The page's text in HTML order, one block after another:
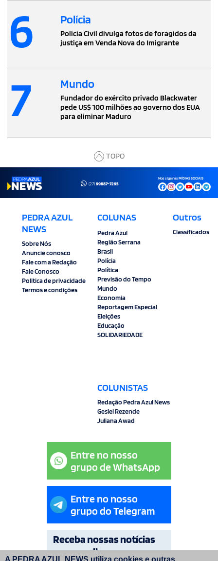
6 Polícia
Polícia Civil divulga fotos de foragidos da
justiça em Venda Nova do Imigrante
7 Mundo
Fundador do exército privado Blackwater
pede US$ 100 milhões ao governo dos EUA
para eliminar Maduro
TOPO
(27)99887-7295
Nos siga nas MÍDIAS SOCIAIS
PEDRA AZUL
NEWS
Sobre Nós
Anuncie conosco
Fale com a Redação
Fale Conosco
Politica de privacidade
Termos e condições
COLUNAS
Pedra Azul
Região Serrana
Brasil
Polícia
Política
Previsão do Tempo
Mundo
Economia
Reportagem Especial
Eleições
Educação
SOLIDARIEDADE
COLUNISTAS
Redação Pedra Azul News
Gesiel Rezende
Juliana Awad
Outros
Classificados
Entre no nosso
grupo de WhatsApp
Entre no nosso
grupo do Telegram
Receba nossas notícias
por e-mail
A PEDRA AZUL NEWS utiliza cookies e outras